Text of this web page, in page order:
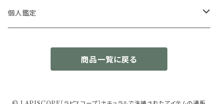
エッセンシャルオイル
ブルーカルサイトタワー&アクアマリンさざれセット
ルース
さざれ石
個人鑑定
OM先生の出生図（ラーシチャート）分析
商品一覧に戻る